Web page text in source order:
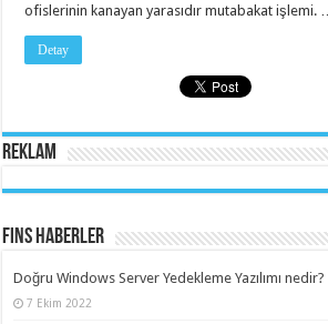
ofislerinin kanayan yarasıdır mutabakat işlemi. …
Detay
Reklam
Fins Haberler
Doğru Windows Server Yedekleme Yazılımı nedir?
7 Ekim 2022